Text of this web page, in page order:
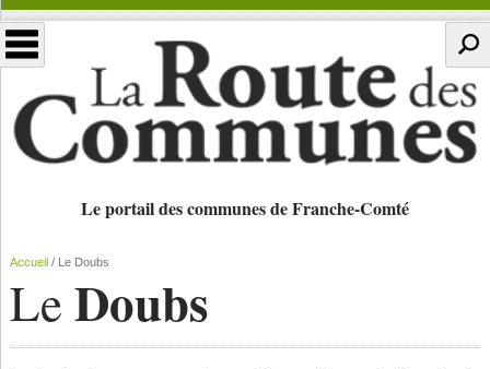
Le portail des communes de Franche-Comté
Le Doubs
Accueil/ Le Doubs